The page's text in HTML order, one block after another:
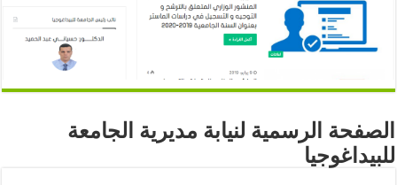
الصفحة الرسمية لنيابة مديرية الجامعة
للبيداغوجيا